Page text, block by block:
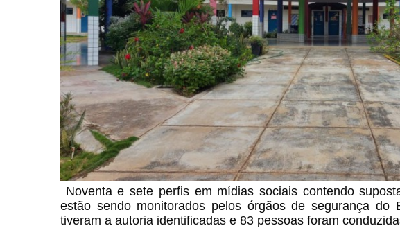
Noventa e sete perfis em mídias sociais contendo
estão sendo monitorados pelos órgãos de segurança do
tiveram a autoria identificadas e 83 pessoas foram